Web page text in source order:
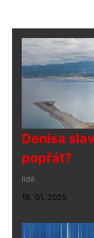
Denisa
popřát?
lidé
18. 01. 2025